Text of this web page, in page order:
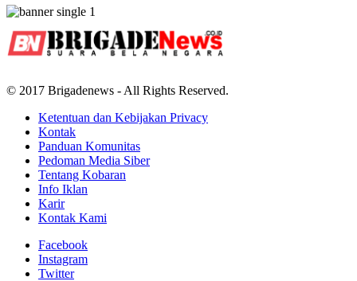
© 2017 Brigadenews - All Rights Reserved.
Ketentuan dan Kebijakan Privacy
Kontak
Panduan Komunitas
Pedoman Media Siber
Tentang Kobaran
Info Iklan
Karir
Kontak Kami
Facebook
Instagram
Twitter